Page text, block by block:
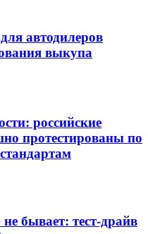
автодилеров
выкупа
российские
протестированы по
бывает: тест-драйв